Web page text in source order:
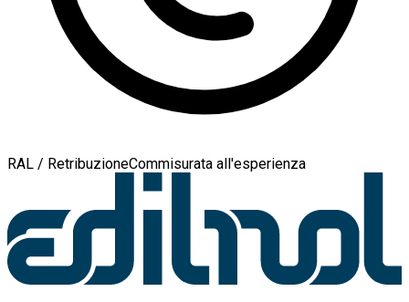
RAL / RetribuzioneCommisurata all'esperienza